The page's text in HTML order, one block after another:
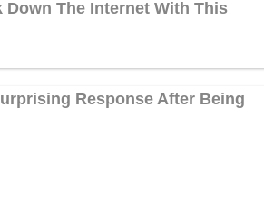
Kühlschrank durchziehen lassen, damit
genießen.